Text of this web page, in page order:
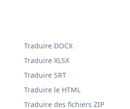
Traduire DOCX
Traduire XLSX
Traduire SRT
Traduire le HTML
Traduire des fichiers ZIP